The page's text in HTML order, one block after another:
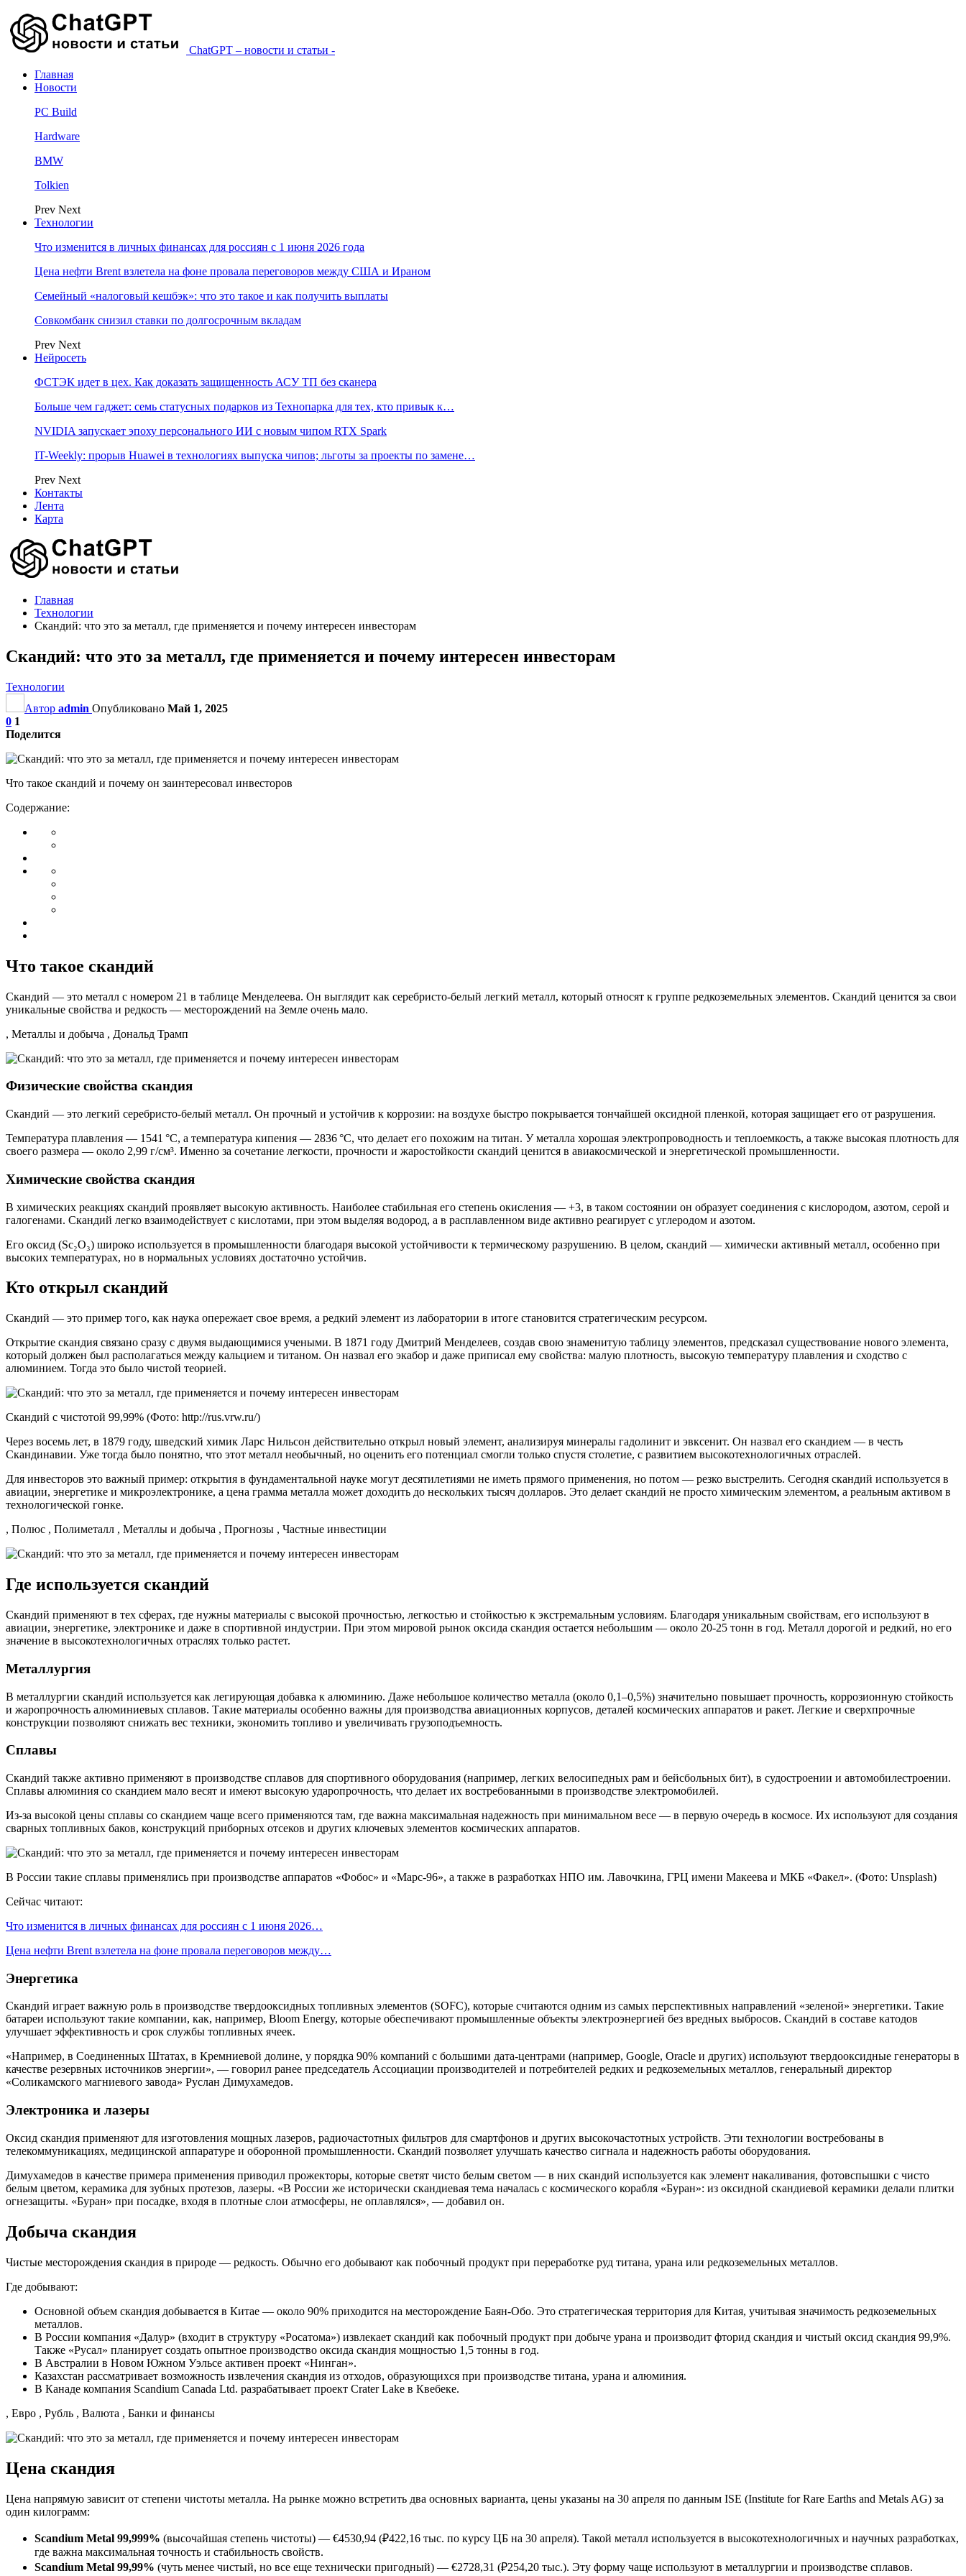
ChatGPT – новости и статьи -
Главная
Новости
PC Build
Hardware
BMW
Tolkien
Prev Next
Технологии
Что изменится в личных финансах для россиян с 1 июня 2026 года
Цена нефти Brent взлетела на фоне провала переговоров между США и Ираном
Семейный «налоговый кешбэк»: что это такое и как получить выплаты
Совкомбанк снизил ставки по долгосрочным вкладам
Prev Next
Нейросеть
ФСТЭК идет в цех. Как доказать защищенность АСУ ТП без сканера
Больше чем гаджет: семь статусных подарков из Технопарка для тех, кто привык к…
NVIDIA запускает эпоху персонального ИИ с новым чипом RTX Spark
IT-Weekly: прорыв Huawei в технологиях выпуска чипов; льготы за проекты по замене…
Prev Next
Контакты
Лента
Карта
Главная
Технологии
Скандий: что это за металл, где применяется и почему интересен инвесторам
Скандий: что это за металл, где применяется и почему интересен инвесторам
Технологии
Автор admin Опубликовано Май 1, 2025
0 1
Поделится
Что такое скандий и почему он заинтересовал инвесторов
Содержание:
Что такое скандий
Скандий — это металл с номером 21 в таблице Менделеева. Он выглядит как серебристо-белый легкий металл, который относят к группе редкоземельных элементов. Скандий ценится за свои
уникальные свойства и редкость — месторождений на Земле очень мало.
, Металлы и добыча , Дональд Трамп
Физические свойства скандия
Скандий — это легкий серебристо-белый металл. Он прочный и устойчив к коррозии: на воздухе быстро покрывается тончайшей оксидной пленкой, которая защищает его от разрушения.
Температура плавления — 1541 °C, а температура кипения — 2836 °C, что делает его похожим на титан. У металла хорошая электропроводность и теплоемкость, а также высокая плотность для
своего размера — около 2,99 г/см³. Именно за сочетание легкости, прочности и жаростойкости скандий ценится в авиакосмической и энергетической промышленности.
Химические свойства скандия
В химических реакциях скандий проявляет высокую активность. Наиболее стабильная его степень окисления — +3, в таком состоянии он образует соединения с кислородом, азотом, серой и
галогенами. Скандий легко взаимодействует с кислотами, при этом выделяя водород, а в расплавленном виде активно реагирует с углеродом и азотом.
Его оксид (Sc₂O₃) широко используется в промышленности благодаря высокой устойчивости к термическому разрушению. В целом, скандий — химически активный металл, особенно при
высоких температурах, но в нормальных условиях достаточно устойчив.
Кто открыл скандий
Скандий — это пример того, как наука опережает свое время, а редкий элемент из лаборатории в итоге становится стратегическим ресурсом.
Открытие скандия связано сразу с двумя выдающимися учеными. В 1871 году Дмитрий Менделеев, создав свою знаменитую таблицу элементов, предсказал существование нового элемента,
который должен был располагаться между кальцием и титаном. Он назвал его экабор и даже приписал ему свойства: малую плотность, высокую температуру плавления и сходство с
алюминием. Тогда это было чистой теорией.
Скандий с чистотой 99,99% (Фото: http://rus.vrw.ru/)
Через восемь лет, в 1879 году, шведский химик Ларс Нильсон действительно открыл новый элемент, анализируя минералы гадолинит и эвксенит. Он назвал его скандием — в честь
Скандинавии. Уже тогда было понятно, что этот металл необычный, но оценить его потенциал смогли только спустя столетие, с развитием высокотехнологичных отраслей.
Для инвесторов это важный пример: открытия в фундаментальной науке могут десятилетиями не иметь прямого применения, но потом — резко выстрелить. Сегодня скандий используется в
авиации, энергетике и микроэлектронике, а цена грамма металла может доходить до нескольких тысяч долларов. Это делает скандий не просто химическим элементом, а реальным активом в
технологической гонке.
, Полюс , Полиметалл , Металлы и добыча , Прогнозы , Частные инвестиции
Где используется скандий
Скандий применяют в тех сферах, где нужны материалы с высокой прочностью, легкостью и стойкостью к экстремальным условиям. Благодаря уникальным свойствам, его используют в
авиации, энергетике, электронике и даже в спортивной индустрии. При этом мировой рынок оксида скандия остается небольшим — около 20-25 тонн в год. Металл дорогой и редкий, но его
значение в высокотехнологичных отраслях только растет.
Металлургия
В металлургии скандий используется как легирующая добавка к алюминию. Даже небольшое количество металла (около 0,1–0,5%) значительно повышает прочность, коррозионную стойкость
и жаропрочность алюминиевых сплавов. Такие материалы особенно важны для производства авиационных корпусов, деталей космических аппаратов и ракет. Легкие и сверхпрочные
конструкции позволяют снижать вес техники, экономить топливо и увеличивать грузоподъемность.
Сплавы
Скандий также активно применяют в производстве сплавов для спортивного оборудования (например, легких велосипедных рам и бейсбольных бит), в судостроении и автомобилестроении.
Сплавы алюминия со скандием мало весят и имеют высокую ударопрочность, что делает их востребованными в производстве электромобилей.
Из-за высокой цены сплавы со скандием чаще всего применяются там, где важна максимальная надежность при минимальном весе — в первую очередь в космосе. Их используют для создания
сварных топливных баков, конструкций приборных отсеков и других ключевых элементов космических аппаратов.
В России такие сплавы применялись при производстве аппаратов «Фобос» и «Марс-96», а также в разработках НПО им. Лавочкина, ГРЦ имени Макеева и МКБ «Факел». (Фото: Unsplash)
Сейчас читают:
Что изменится в личных финансах для россиян с 1 июня 2026…
Цена нефти Brent взлетела на фоне провала переговоров между…
Энергетика
Скандий играет важную роль в производстве твердооксидных топливных элементов (SOFC), которые считаются одним из самых перспективных направлений «‎зеленой» энергетики. Такие
батареи используют такие компании, как, например, Bloom Energy, которые обеспечивают промышленные объекты электроэнергией без вредных выбросов. Скандий в составе катодов
улучшает эффективность и срок службы топливных ячеек.
«Например, в Соединенных Штатах, в Кремниевой долине, у порядка 90% компаний с большими дата-центрами (например, Google, Oracle и других) используют твердооксидные генераторы в
качестве резервных источников энергии», — говорил ранее председатель Ассоциации производителей и потребителей редких и редкоземельных металлов, генеральный директор
«Соликамского магниевого завода» Руслан Димухамедов.
Электроника и лазеры
Оксид скандия применяют для изготовления мощных лазеров, радиочастотных фильтров для смартфонов и других высокочастотных устройств. Эти технологии востребованы в
телекоммуникациях, медицинской аппаратуре и оборонной промышленности. Скандий позволяет улучшать качество сигнала и надежность работы оборудования.
Димухамедов в качестве примера применения приводил прожекторы, которые светят чисто белым светом — в них скандий используется как элемент накаливания, фотовспышки с чисто
белым цветом, керамика для зубных протезов, лазеры. «В России же исторически скандиевая тема началась с космического корабля «Буран»: из оксидной скандиевой керамики делали плитки
огнезащиты. «Буран» при посадке, входя в плотные слои атмосферы, не оплавлялся», — добавил он.
Добыча скандия
Чистые месторождения скандия в природе — редкость. Обычно его добывают как побочный продукт при переработке руд титана, урана или редкоземельных металлов.
Где добывают:
Основной объем скандия добывается в Китае — около 90% приходится на месторождение Баян-Обо. Это стратегическая территория для Китая, учитывая значимость редкоземельных
металлов.
В России компания «‎Далур» (входит в структуру «Росатома») извлекает скандий как побочный продукт при добыче урана и производит фторид скандия и чистый оксид скандия 99,9%.
Также «‎Русал» планирует создать опытное производство оксида скандия мощностью 1,5 тонны в год.
В Австралии в Новом Южном Уэльсе активен проект «Нинган».
Казахстан рассматривает возможность извлечения скандия из отходов, образующихся при производстве титана, урана и алюминия.
В Канаде компания Scandium Canada Ltd. разрабатывает проект Crater Lake в Квебеке.
, Евро , Рубль , Валюта , Банки и финансы
Цена скандия
Цена напрямую зависит от степени чистоты металла. На рынке можно встретить два основных варианта, цены указаны на 30 апреля по данным ISE (Institute for Rare Earths and Metals AG) за
один килограмм:
Scandium Metal 99,999% (высочайшая степень чистоты) — €4530,94 (₽422,16 тыс. по курсу ЦБ на 30 апреля). Такой металл используется в высокотехнологичных и научных разработках,
где важна максимальная точность и стабильность свойств.
Scandium Metal 99,99% (чуть менее чистый, но все еще технически пригодный) — €2728,31 (₽254,20 тыс.). Эту форму чаще используют в металлургии и производстве сплавов.